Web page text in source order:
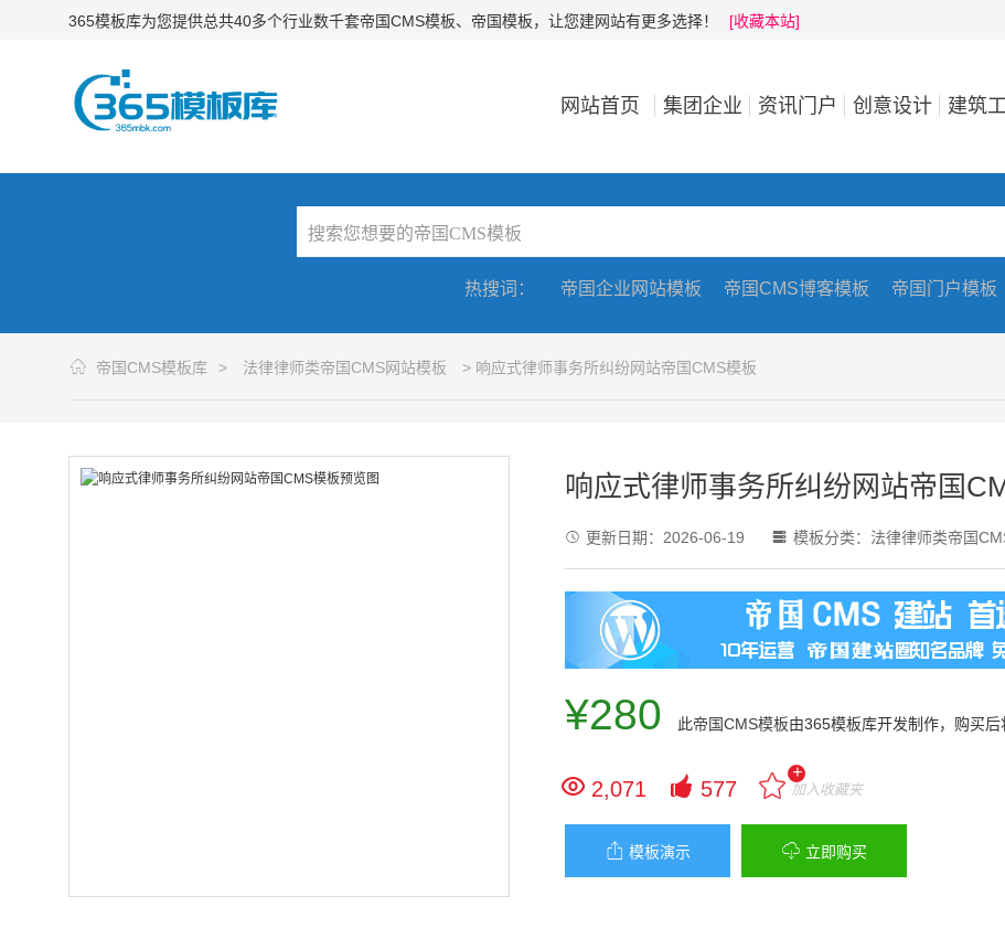
365模板库为您提供总共40多个行业数千套帝国CMS模板、帝国模板，让您建网站有更多选择！ [收藏本站]
网站首页 集团企业 资讯门户 创意设计 建筑
热搜词： 帝国企业网站模板 帝国CMS博客模板 帝国门户模板
帝国CMS模板库 > 法律律师类帝国CMS网站模板 > 响应式律师事务所纠纷网站帝国CMS模板
响应式律师事务所纠纷网站帝国
 更新日期： 2026-06-19  模板分类： 法律律师类帝国
¥280 此帝国CMS模板由365模板库开发制作，购买
 2,071  577
+
加入收藏夹
 模板演示  立即购买